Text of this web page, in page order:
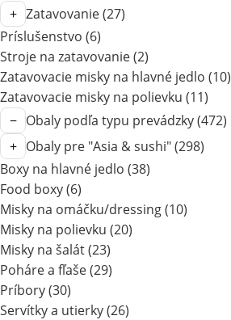
Zatavovanie(27)
Príslušenstvo (6)
Stroje na zatavovanie(2)
Zatavovacie misky na hlavné jedlo (10)
Zatavovacie misky na polievku (11)
Obaly podľa typu prevádzky(472)
Obaly pre "Asia & sushi"(298)
Boxy na hlavné jedlo (38)
Food boxy(6)
Misky na omáčku/dressing(10)
Misky na polievku (20)
Misky na šalát(23)
Poháre a fľaše(29)
Príbory(30)
Servítky a utierky(26)